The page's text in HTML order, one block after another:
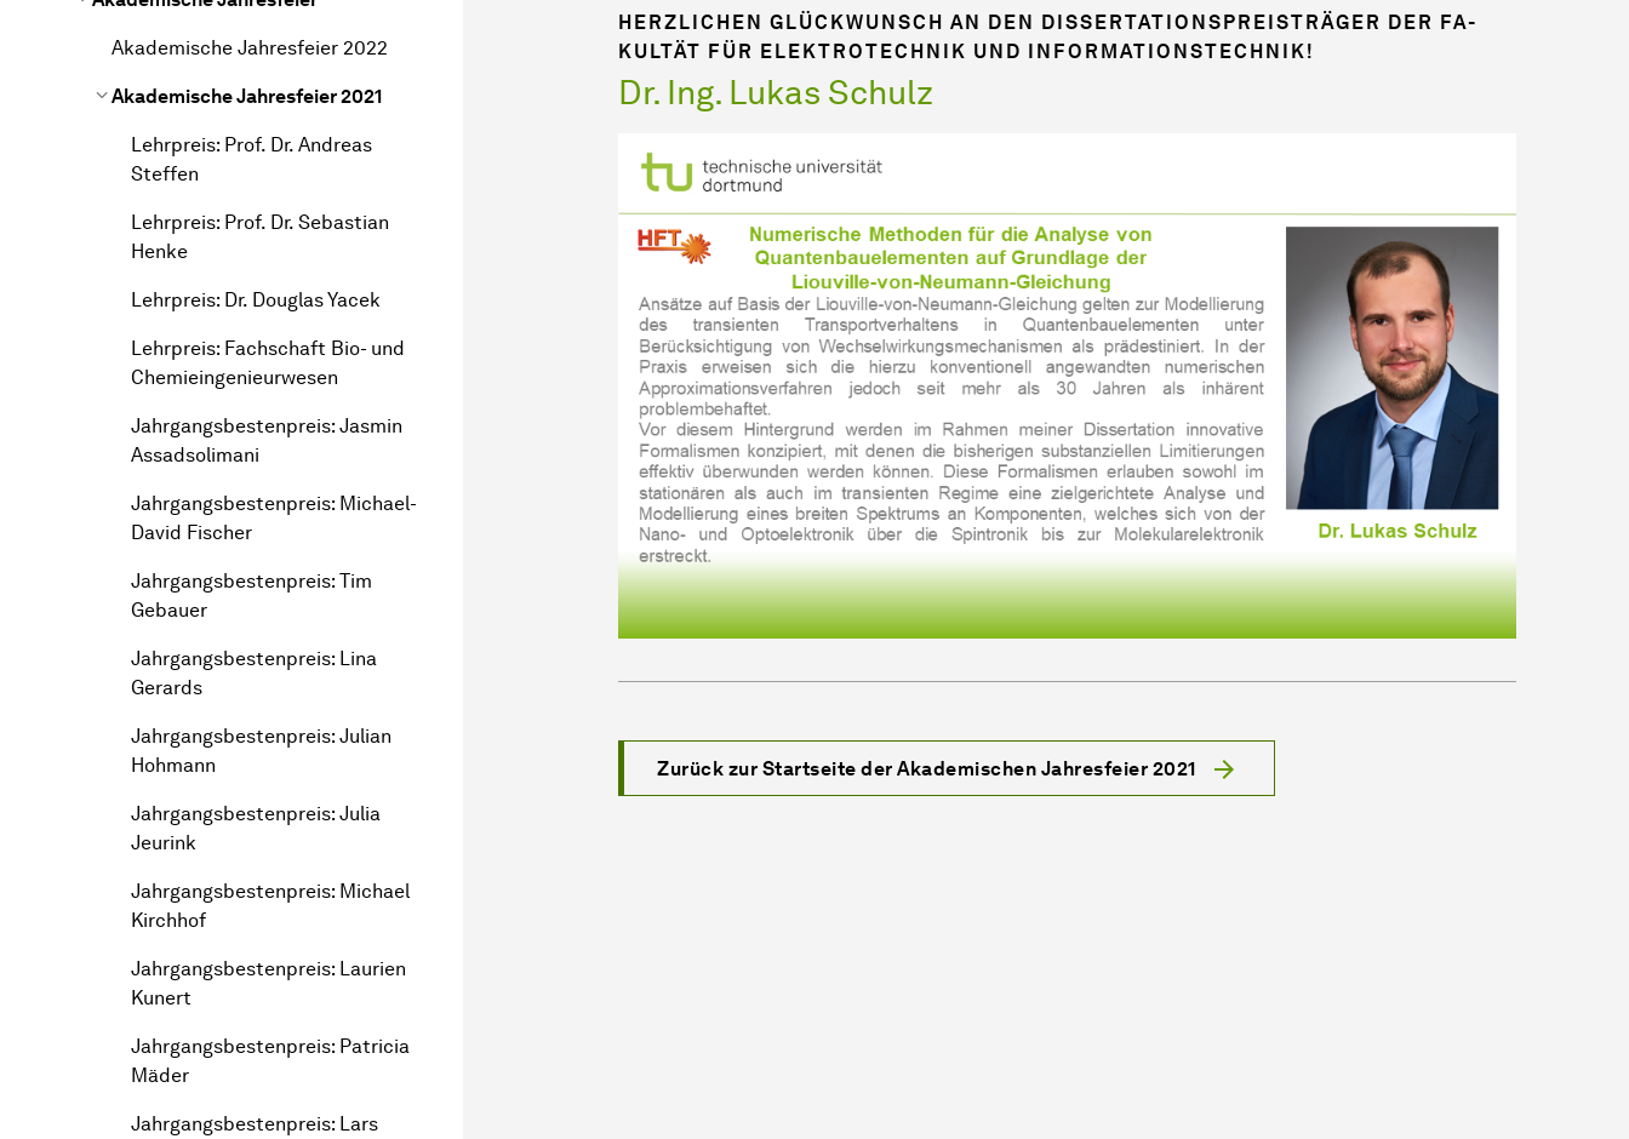
Akademische Jahresfeier 2022
Akademische Jahresfeier 2021
Lehrpreis: Prof. Dr. Andreas
Steffen
Lehrpreis: Prof. Dr. Sebastian
Henke
Lehrpreis: Dr. Douglas Yacek
Lehrpreis: Fachschaft Bio- und
Chemieingenieurwesen
Jahr­gangs­besten­preis: Jasmin
Assadsolimani
Jahr­gangs­besten­preis: Michael-
David Fischer
Jahr­gangs­besten­preis: Tim
Gebauer
Jahr­gangs­besten­preis: Lina
Gerards
Jahr­gangs­besten­preis: Julian
Hohmann
Jahr­gangs­besten­preis: Julia
Jeurink
Jahr­gangs­besten­preis: Michael
Kirchhof
Jahr­gangs­besten­preis: Laurien
Kunert
Jahr­gangs­besten­preis: Patricia
Mäder
Jahr­gangs­besten­preis: Lars
HERZLICHEN GLÜCKWUNSCH AN DEN DISSERTATIONSPREISTRÄGER DER FA­
KUL­TÄT FÜR ELEKTROTECHNIK UND INFORMATIONSTECHNIK!
Dr. Ing. Lukas Schulz
Zurück zur Startseite der Akademischen Jahresfeier 2021